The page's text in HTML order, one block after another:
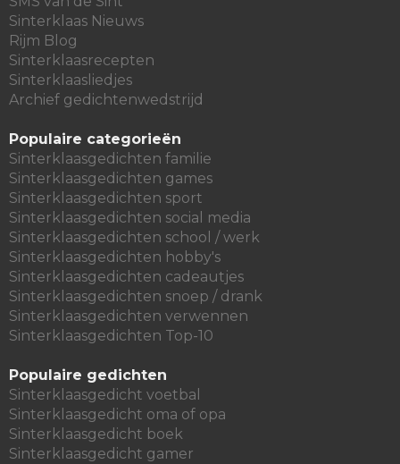
Sinterklaas Nieuws
Rijm Blog
Sinterklaasrecepten
Sinterklaasliedjes
Archief gedichtenwedstrijd
Populaire categorieën
Sinterklaasgedichten familie
Sinterklaasgedichten games
Sinterklaasgedichten sport
Sinterklaasgedichten social media
Sinterklaasgedichten school / werk
Sinterklaasgedichten hobby's
Sinterklaasgedichten cadeautjes
Sinterklaasgedichten snoep / drank
Sinterklaasgedichten verwennen
Sinterklaasgedichten Top-10
Populaire gedichten
Sinterklaasgedicht voetbal
Sinterklaasgedicht oma of opa
Sinterklaasgedicht boek
Sinterklaasgedicht gamer